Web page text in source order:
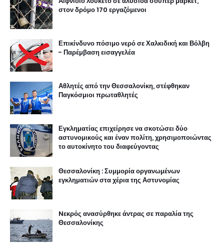
στον δρόμο 170 εργαζόμενοι
Επικίνδυνο πόσιμο νερό σε Χαλκιδική και Βόλβη
- Παρέμβαση εισαγγελέα
Αθλητές από την Θεσσαλονίκη, στέφθηκαν
Παγκόσμιοι πρωταθλητές
Εγκληματίας επιχείρησε να σκοτώσει δύο
αστυνομικούς και έναν πολίτη, χρησιμοποιώντας
το αυτοκίνητο του διαφεύγοντας
Θεσσαλονίκη : Συμμορία οργανωμένων
εγκληματιών στα χέρια της Αστυνομίας
Nεκρός ανασύρθηκε άντρας σε παραλία της
Θεσσαλονίκης